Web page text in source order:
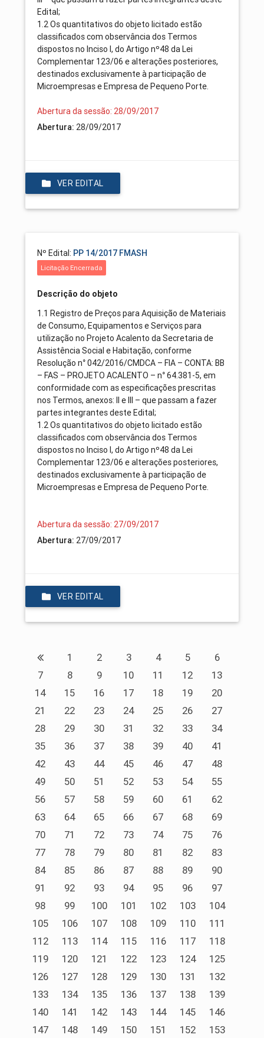
Edital;
1.2 Os quantitativos do objeto licitado estão
classificados com observância dos Termos
dispostos no Inciso I, do Artigo nº48 da Lei
Complementar 123/06 e alterações posteriores,
destinados exclusivamente à participação de
Microempresas e Empresa de Pequeno Porte.
Abertura da sessão: 28/09/2017
Abertura: 28/09/2017
VER EDITAL
Nº Edital: PP 14/2017 FMASH
Licitação Encerrada
Descrição do objeto
1.1 Registro de Preços para Aquisição de Materiais
de Consumo, Equipamentos e Serviços para
utilização no Projeto Acalento da Secretaria de
Assistência Social e Habitação, conforme
Resolução n° 042/2016/CMDCA – FIA – CONTA: BB
– FAS – PROJETO ACALENTO – n° 64.381-5, em
conformidade com as especificações prescritas
nos Termos, anexos: II e III – que passam a fazer
partes integrantes deste Edital;
1.2 Os quantitativos do objeto licitado estão
classificados com observância dos Termos
dispostos no Inciso I, do Artigo nº48 da Lei
Complementar 123/06 e alterações posteriores,
destinados exclusivamente à participação de
Microempresas e Empresa de Pequeno Porte.
Abertura da sessão: 27/09/2017
Abertura: 27/09/2017
VER EDITAL
1 2 3 4 5
6
7
8 9 10 11 12
13
14
15 16 17 18 19
20
21
22 23 24 25 26
27
28
29 30 31 32 33
34
35
36 37 38 39 40
41
42
43 44 45 46 47
48
49
50 51 52 53 54
55
56
57 58 59 60 61
62
63
64 65 66 67 68
69
70
71 72 73 74 75
76
77
78 79 80 81 82
83
84
85 86 87 88 89
90
91
92 93 94 95 96
97
98
99 100 101 102 103
104
105
106 107 108 109 110
111
112
113 114 115 116 117
118
119
120 121 122 123 124
125
126
127 128 129 130 131
132
133
134 135 136 137 138
139
140
141 142 143 144 145
146
147
148 149 150 151 152
153